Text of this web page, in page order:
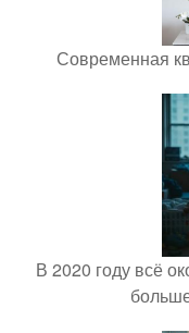
Современная
В 2020 году всё